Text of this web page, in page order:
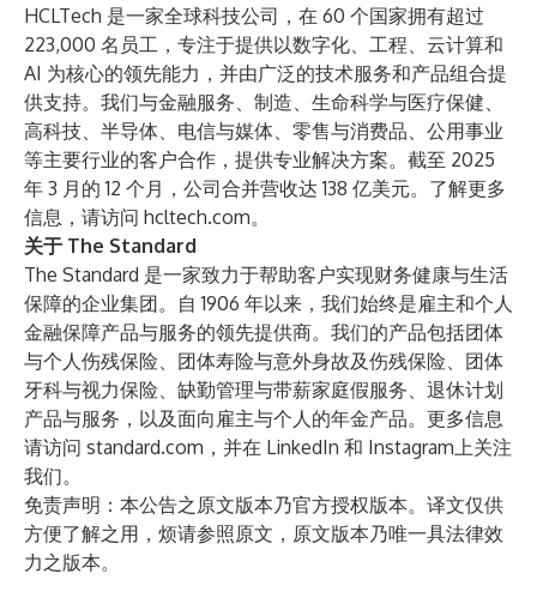
HCLTech 是一家全球科技公司，在 60 个国家拥有超过
223,000 名员工，专注于提供以数字化、工程、云计算和
AI 为核心的领先能力，并由广泛的技术服务和产品组合提
供支持。我们与金融服务、制造、生命科学与医疗保健、
高科技、半导体、电信与媒体、零售与消费品、公用事业
等主要行业的客户合作，提供专业解决方案。截至 2025
年 3 月的 12 个月，公司合并营收达 138 亿美元。了解更多
信息，请访问 hcltech.com。
关于 The Standard
The Standard 是一家致力于帮助客户实现财务健康与生活
保障的企业集团。自 1906 年以来，我们始终是雇主和个人
金融保障产品与服务的领先提供商。我们的产品包括团体
与个人伤残保险、团体寿险与意外身故及伤残保险、团体
牙科与视力保险、缺勤管理与带薪家庭假服务、退休计划
产品与服务，以及面向雇主与个人的年金产品。更多信息
请访问 standard.com ，并在 LinkedIn 和 Instagram上关注
我们。
免责声明：本公告之原文版本乃官方授权版本。译文仅供
方便了解之用，烦请参照原文，原文版本乃唯一具法律效
力之版本。